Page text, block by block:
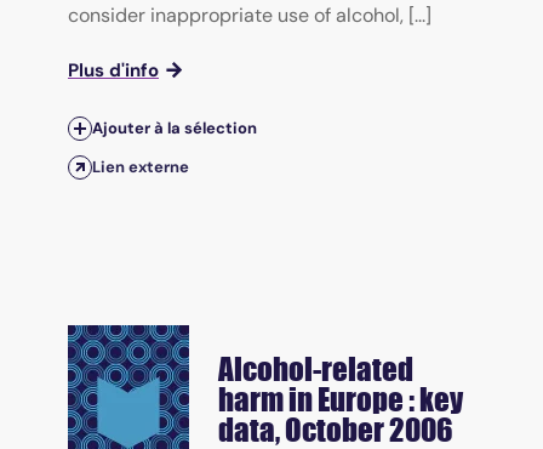
consider inappropriate use of alcohol, [...]
Plus d'info
Ajouter à la sélection
Lien externe
Alcohol-related
harm in Europe : key
data, October 2006